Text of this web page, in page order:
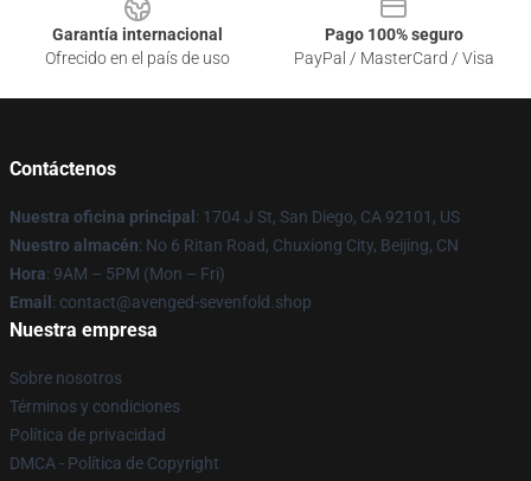
Garantía internacional
Ofrecido en el país de uso
Pago 100% seguro
PayPal / MasterCard / Visa
Contáctenos
Nuestra oficina principal : 1704 J St, San Diego, CA 92101, US
Nuestro almacén: No 6 Ritan Road, Chuxiong City, Beijing, CN
Hora: 9AM – 5PM (Mon – Fri)
Email : contact@avenged-sevenfold.shop
Nuestra empresa
Sobre nosotros
Términos y condiciones
Política de privacidad
DMCA - Política de Copyright